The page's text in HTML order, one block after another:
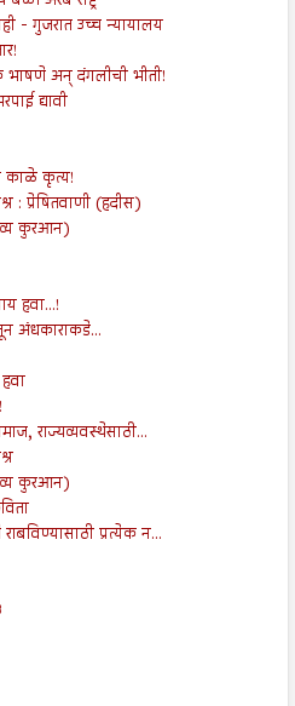
- गुजरात उच्च न्यायालय
अन् दंगलीची भीती!
द्यावी
काळे कृत्य!
प्रेषितवाणी (हदीस)
कुरआन)
हवा...!
अंधकाराकडे...
राज्यव्यवस्थेसाठी...
कुरआन)
प्रत्येक न...